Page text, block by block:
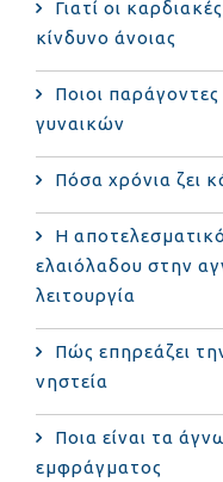
Γιατί οι
κίνδυνο άνοιας
Ποιοι
γυναικών
Πόσα χρόνια ζει
Η
ελαιόλαδου στην
λειτουργία
Πώς επηρεάζει
νηστεία
Ποια είναι τα
εμφράγματος